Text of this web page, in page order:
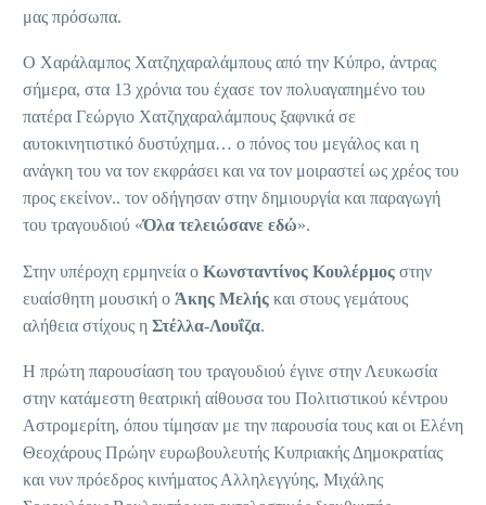
μας πρόσωπα.
Ο Χαράλαμπος Χατζηχαραλάμπους από την Κύπρο, άντρας
σήμερα, στα 13 χρόνια του έχασε τον πολυαγαπημένο του
πατέρα Γεώργιο Χατζηχαραλάμπους ξαφνικά σε
αυτοκινητιστικό δυστύχημα… ο πόνος του μεγάλος και η
ανάγκη του να τον εκφράσει και να τον μοιραστεί ως χρέος του
προς εκείνον.. τον οδήγησαν στην δημιουργία και παραγωγή
του τραγουδιού «Όλα τελειώσανε εδώ».
Στην υπέροχη ερμηνεία ο Κωνσταντίνος Κουλέρμος στην
ευαίσθητη μουσική ο Άκης Μελής και στους γεμάτους
αλήθεια στίχους η Στέλλα-Λουΐζα.
Η πρώτη παρουσίαση του τραγουδιού έγινε στην Λευκωσία
στην κατάμεστη θεατρική αίθουσα του Πολιτιστικού κέντρου
Αστρομερίτη, όπου τίμησαν με την παρουσία τους και οι Ελένη
Θεοχάρους Πρώην ευρωβουλευτής Κυπριακής Δημοκρατίας
και νυν πρόεδρος κινήματος Αλληλεγγύης, Μιχάλης